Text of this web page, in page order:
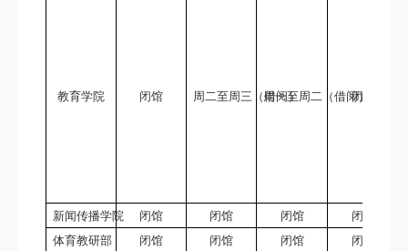
教育学院 闭馆 周二至周三（借阅）周一至周二（借阅）
闭馆
新闻传播学院 闭馆 闭馆 闭馆
闭馆
体育教研部
闭馆 闭馆 闭馆
闭馆